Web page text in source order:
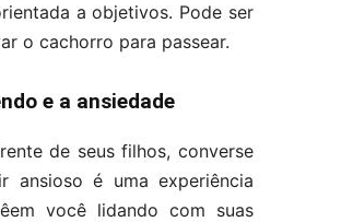
a objetivos. Pode ser
o cachorro para passear.
e a ansiedade
de seus filhos, converse
ansioso é uma experiência
você lidando com suas